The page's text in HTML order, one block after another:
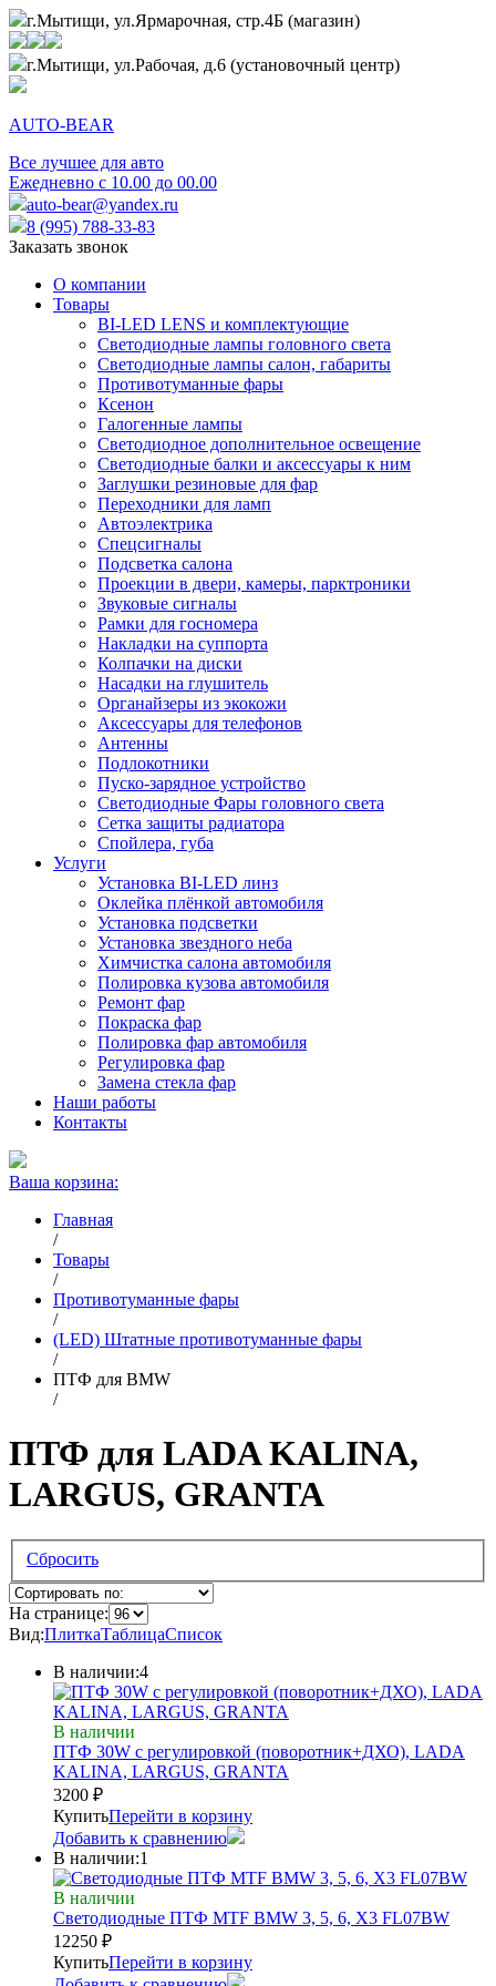
г.Мытищи, ул.Ярмарочная, стр.4Б (магазин)
г.Мытищи, ул.Рабочая, д.6 (установочный центр)
AUTO-BEAR
Все лучшее для авто
Ежедневно с 10.00 до 00.00
auto-bear@yandex.ru
8 (995) 788-33-83
Заказать звонок
О компании
Товары
BI-LED LENS и комплектующие
Светодиодные лампы головного света
Светодиодные лампы салон, габариты
Противотуманные фары
Ксенон
Галогенные лампы
Светодиодное дополнительное освещение
Светодиодные балки и аксессуары к ним
Заглушки резиновые для фар
Переходники для ламп
Автоэлектрика
Спецсигналы
Подсветка салона
Проекции в двери, камеры, парктроники
Звуковые сигналы
Рамки для госномера
Накладки на суппорта
Колпачки на диски
Насадки на глушитель
Органайзеры из экокожи
Аксессуары для телефонов
Антенны
Подлокотники
Пуско-зарядное устройство
Светодиодные Фары головного света
Сетка защиты радиатора
Спойлера, губа
Услуги
Установка BI-LED линз
Оклейка плёнкой автомобиля
Установка подсветки
Установка звездного неба
Химчистка салона автомобиля
Полировка кузова автомобиля
Ремонт фар
Покраска фар
Полировка фар автомобиля
Регулировка фар
Замена стекла фар
Наши работы
Контакты
Ваша корзина:
Главная
/
Товары
/
Противотуманные фары
/
(LED) Штатные противотуманные фары
/
ПТФ для BMW
/
ПТФ для LADA KALINA,
LARGUS, GRANTA
Сбросить
На странице:
Вид:ПлиткаТаблицаСписок
В наличии:4
В наличии
ПТФ 30W с регулировкой (поворотник+ДХО), LADA
KALINA, LARGUS, GRANTA
3200 ₽
КупитьПерейти в корзину
Добавить к сравнению
В наличии:1
В наличии
Светодиодные ПТФ MTF BMW 3, 5, 6, X3 FL07BW
12250 ₽
КупитьПерейти в корзину